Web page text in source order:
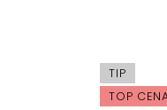
TIP
TOP